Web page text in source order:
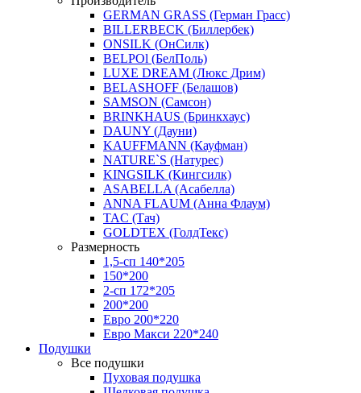
GERMAN GRASS (Герман Грасс)
BILLERBECK (Биллербек)
ONSILK (ОнСилк)
BELPOl (БелПоль)
LUXE DREAM (Люкс Дрим)
BELASHOFF (Белашов)
SAMSON (Самсон)
BRINKHAUS (Бринкхаус)
DAUNY (Дауни)
KAUFFMANN (Кауфман)
NATURE`S (Натурес)
KINGSILK (Кингсилк)
ASABELLA (Асабелла)
ANNA FLAUM (Анна Флаум)
TAC (Тач)
GOLDTEX (ГолдТекс)
Размерность
1,5-сп 140*205
150*200
2-сп 172*205
200*200
Евро 200*220
Евро Макси 220*240
Подушки
Все подушки
Пуховая подушка